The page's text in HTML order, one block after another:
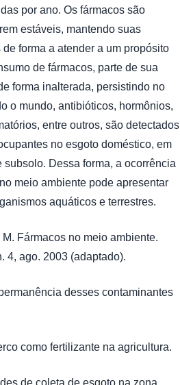
por ano. Os fármacos são
estáveis, mantendo suas
forma a atender a um propósito
de fármacos, parte de sua
forma inalterada, persistindo no
o mundo, antibióticos, hormônios,
entre outros, são detectados
no esgoto doméstico, em
Dessa forma, a ocorrência
meio ambiente pode apresentar
aquáticos e terrestres.
Fármacos no meio ambiente.
4, ago. 2003 (adaptado).
desses contaminantes
como fertilizante na agricultura.